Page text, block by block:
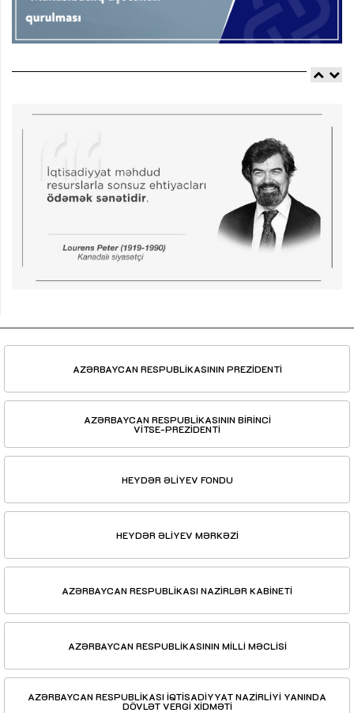
AZƏRBAYCAN RESPUBLİKASININ PREZİDENTİ
AZƏRBAYCAN RESPUBLİKASININ BİRİNCİ
VİTSE-PREZİDENTİ
HEYDƏR ƏLİYEV FONDU
HEYDƏR ƏLİYEV MƏRKƏZİ
AZƏRBAYCAN RESPUBLİKASI NAZİRLƏR KABİNETİ
AZƏRBAYCAN RESPUBLİKASININ MİLLİ MƏCLİSİ
AZƏRBAYCAN RESPUBLİKASI İQTİSADİYYAT NAZİRLİYİ YANINDA
DÖVLƏT VERGİ XİDMƏTİ